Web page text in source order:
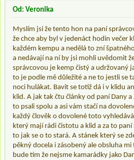
Od: Veronika
Myslím jsi že tento hon na paní
že chce aby byl v jedenáct hodin večer
každém kempu a nedělá to zní
a nedávají na ní by jsi mohli uvědomit
správcovou je kemp čistý a udržovaný
to je podle mě důležité a ne to jestli se
noci hulákat. Bavit se totiž dá i v klidu
klid. A jak tak čtu články od paní Dany
to psali spolu a asi vám stačí na
každý člověk o dovolené toto
který mají rádi čistotu a klid a za to
to jak se o to stará. A stánek který se
pěkný docela i zásobený ale obsluha
bude tím že nejsme kamarádky jako